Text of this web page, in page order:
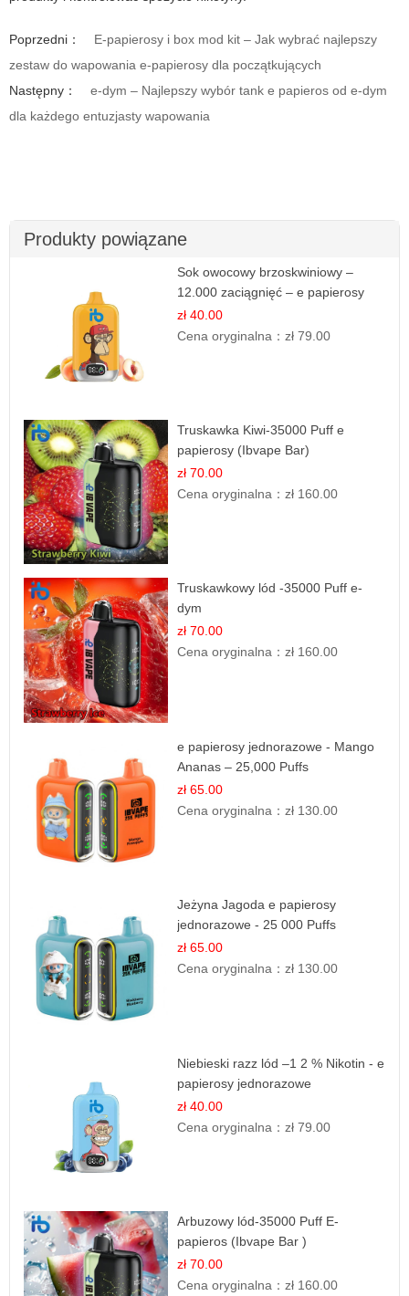
Poprzedni：
E-papierosy i box mod kit – Jak wybrać najlepszy
zestaw do wapowania e-papierosy dla początkujących
Następny：
e-dym – Najlepszy wybór tank e papieros od e-dym
dla każdego entuzjasty wapowania
Produkty powiązane
Sok owocowy brzoskwiniowy –
12.000 zaciągnięć – e papierosy
jednorazowe
zł 40.00
Cena oryginalna：zł 79.00
Truskawka Kiwi-35000 Puff e
papierosy (Ibvape Bar)
zł 70.00
Cena oryginalna：zł 160.00
Truskawkowy lód -35000 Puff e-
dym
zł 70.00
Cena oryginalna：zł 160.00
e papierosy jednorazowe - Mango
Ananas – 25,000 Puffs
zł 65.00
Cena oryginalna：zł 130.00
Jeżyna Jagoda e papierosy
jednorazowe - 25 000 Puffs
zł 65.00
Cena oryginalna：zł 130.00
Niebieski razz lód –1 2 % Nikotin - e
papierosy jednorazowe
zł 40.00
Cena oryginalna：zł 79.00
Arbuzowy lód-35000 Puff E-
papieros (Ibvape Bar )
zł 70.00
Cena oryginalna：zł 160.00